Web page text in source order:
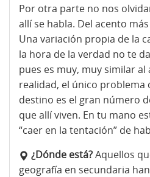
Por otra parte no nos
allí se habla. Del acento más
Una variación propia de la
la hora de la verdad no te
pues es muy, muy similar al
realidad, el único problema
destino es el gran número
que allí viven. En tu mano
“caer en la tentación” de
¿Dónde está?Aquellos
geografía en secundaria